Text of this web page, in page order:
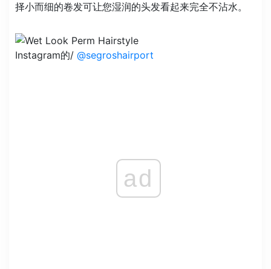
择小而细的卷发可让您湿润的头发看起来完全不沾水。
Instagram的/ @segroshairport
ad